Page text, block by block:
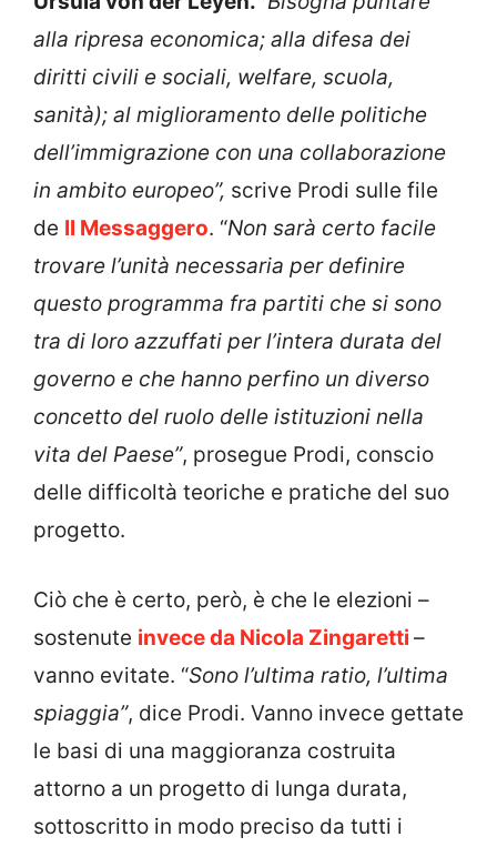
alla ripresa economica; alla difesa dei
diritti civili e sociali, welfare, scuola,
sanità); al miglioramento delle politiche
dell’immigrazione con una collaborazione
in ambito europeo”, scrive Prodi sulle file
de Il Messaggero. “Non sarà certo facile
trovare l’unità necessaria per definire
questo programma fra partiti che si sono
tra di loro azzuffati per l’intera durata del
governo e che hanno perfino un diverso
concetto del ruolo delle istituzioni nella
vita del Paese”, prosegue Prodi, conscio
delle difficoltà teoriche e pratiche del suo
progetto.
Ciò che è certo, però, è che le elezioni –
sostenute invece da Nicola Zingaretti –
vanno evitate. “Sono l’ultima ratio, l’ultima
spiaggia”, dice Prodi. Vanno invece gettate
le basi di una maggioranza costruita
attorno a un progetto di lunga durata,
sottoscritto in modo preciso da tutti i